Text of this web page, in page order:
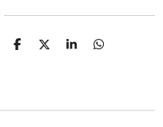
C
r
C
r
C
r
C
r